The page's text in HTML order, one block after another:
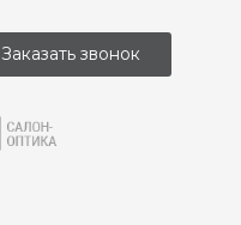
Заказать звонок